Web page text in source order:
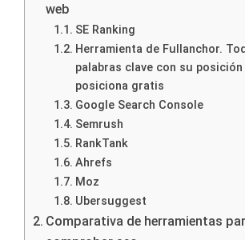
web
SE Ranking
Herramienta de Fullanchor.
palabras clave con su
posiciona gratis
Google Search Console
Semrush
RankTank
Ahrefs
Moz
Ubersuggest
Comparativa de herramientas